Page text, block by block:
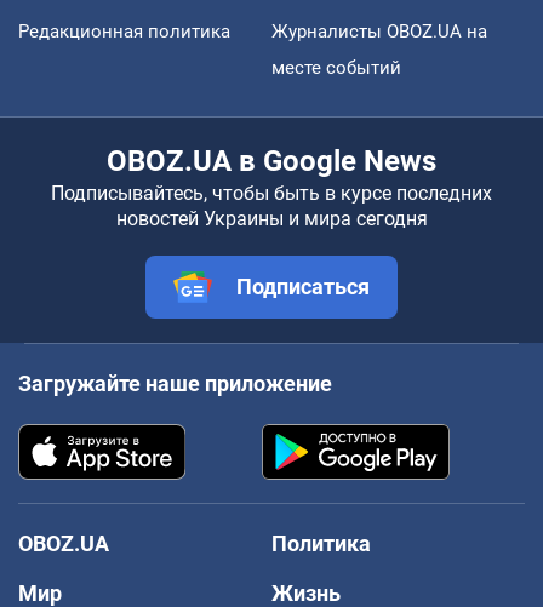
Редакционная политика
Журналисты OBOZ.UA на
месте событий
OBOZ.UA в Google News
Подписывайтесь, чтобы быть в курсе последних
новостей Украины и мира сегодня
Подписаться
Загружайте наше приложение
OBOZ.UA
Политика
Мир
Жизнь